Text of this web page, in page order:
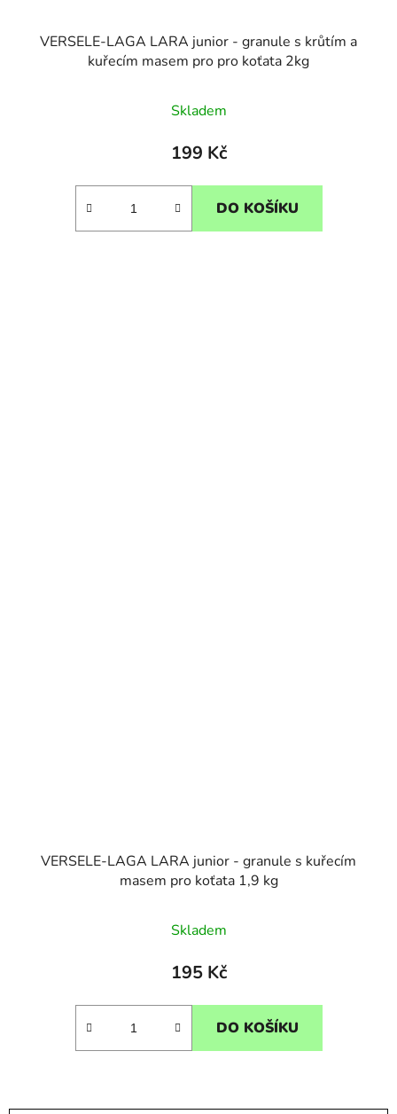
VERSELE-LAGA LARA junior - granule s krůtím a
kuřecím masem pro pro koťata 2kg
Skladem
199 Kč
DO KOŠÍKU
VERSELE-LAGA LARA junior - granule s kuřecím
masem pro koťata 1,9 kg
Skladem
195 Kč
DO KOŠÍKU